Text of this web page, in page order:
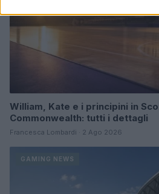
William, Kate e i principini in
Commonwealth: tutti i dettagli
Francesca Lombardi · 2 Ago 2026
GAMING NEWS